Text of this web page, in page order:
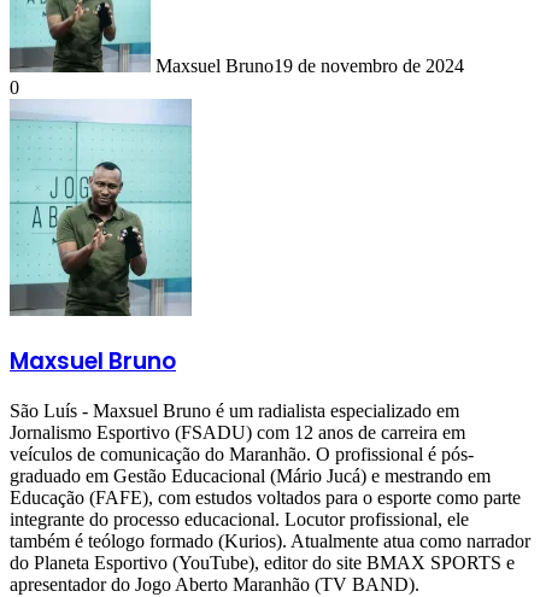
Maxsuel Bruno19 de novembro de 2024
0
Maxsuel Bruno
São Luís - Maxsuel Bruno é um radialista especializado em
Jornalismo Esportivo (FSADU) com 12 anos de carreira em
veículos de comunicação do Maranhão. O profissional é pós-
graduado em Gestão Educacional (Mário Jucá) e mestrando em
Educação (FAFE), com estudos voltados para o esporte como parte
integrante do processo educacional. Locutor profissional, ele
também é teólogo formado (Kurios). Atualmente atua como narrador
do Planeta Esportivo (YouTube), editor do site BMAX SPORTS e
apresentador do Jogo Aberto Maranhão (TV BAND).